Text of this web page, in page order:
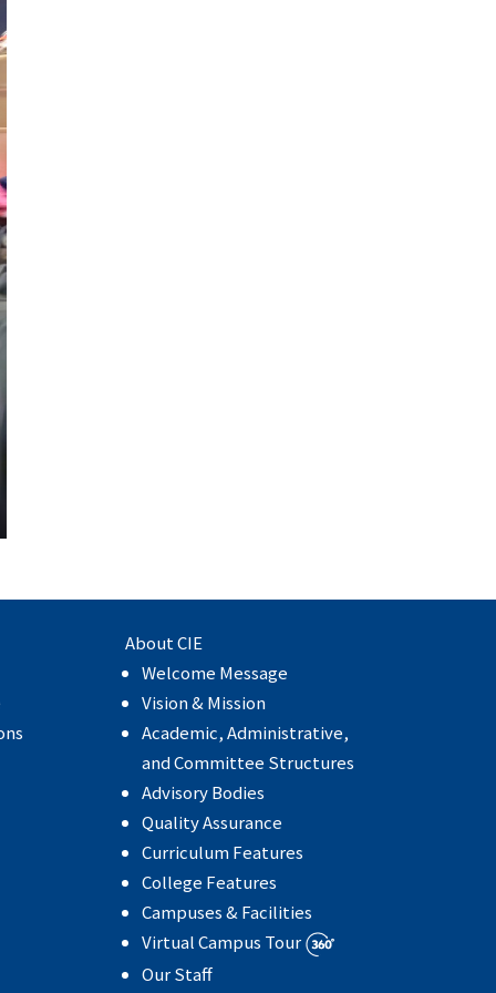
About CIE
Welcome Message
Vision & Mission
Academic, Administrative,
and Committee Structures
Advisory Bodies
Quality Assurance
Curriculum Features
College Features
Campuses & Facilities
Virtual Campus Tour
Our Staff